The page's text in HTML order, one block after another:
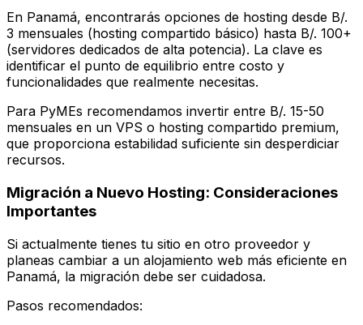
En Panamá, encontrarás opciones de hosting desde B/.
3 mensuales (hosting compartido básico) hasta B/. 100+
(servidores dedicados de alta potencia). La clave es
identificar el punto de equilibrio entre costo y
funcionalidades que realmente necesitas.
Para PyMEs recomendamos invertir entre B/. 15-50
mensuales en un VPS o hosting compartido premium,
que proporciona estabilidad suficiente sin desperdiciar
recursos.
Migración a Nuevo Hosting: Consideraciones
Importantes
Si actualmente tienes tu sitio en otro proveedor y
planeas cambiar a un alojamiento web más eficiente en
Panamá, la migración debe ser cuidadosa.
Pasos recomendados: